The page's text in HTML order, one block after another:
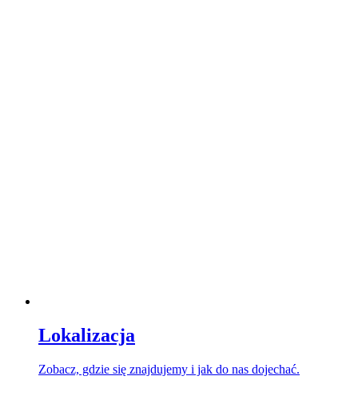
Lokalizacja
Zobacz, gdzie się znajdujemy i jak do nas dojechać.